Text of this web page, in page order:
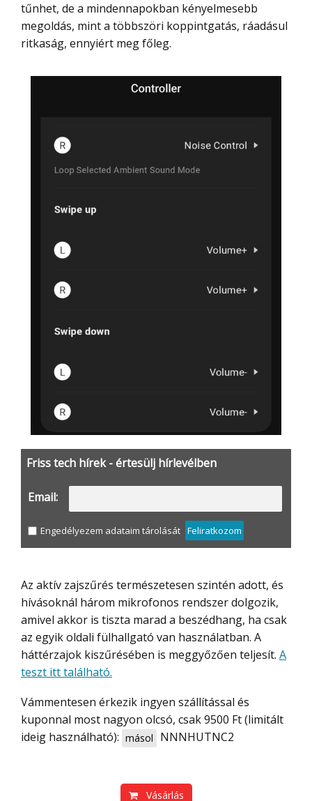
tűnhet, de a mindennapokban kényelmesebb
megoldás, mint a többszöri koppintgatás, ráadásul
ritkaság, ennyiért meg főleg.
Friss tech hírek - értesülj hírlevélben
Email:
Engedélyezem adataim tárolását Feliratkozom
Az aktív zajszűrés természetesen szintén adott, és
hívásoknál három mikrofonos rendszer dolgozik,
amivel akkor is tiszta marad a beszédhang, ha csak
az egyik oldali fülhallgató van használatban. A
háttérzajok kiszűrésében is meggyőzően teljesít. A
teszt itt található.
Vámmentesen érkezik ingyen szállítással és
kuponnal most nagyon olcsó, csak 9500 Ft (limitált
ideig használható): másol NNNHUTNC2
Vásárlás